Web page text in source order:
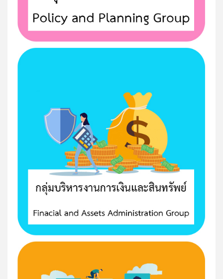
Ep.11 เสนอโดย คุณครูโรงเรียนวัดศิริมงคล ชื่อผลงาน...
Ep.10 นำเสนอโดย คุณครูโรงเรียน สหกรณ์กสิกรรม
Ep.9 การถอดบทเรียนการจัดการเรียนรู้ท้องถิ่น นำเสนอ
โดย...
Ep.8 ถอดบทเรียนบูรณาการแหล่งเรียนรู้ท้องถิ่น "บางปลา
บ้านเรา...
Ep.7 ถอดบทเรียนบูรณาการแหล่งเรียนรู้ท้องถิ่น "เรียนรู้
การทำนาเกลือ...
Ep.6 ถอดบทเรียนบูรณาการแหล่งเรียนรู้ท้องถิ่น นำเสนอ
โดย...
Ep.5 ถอดบทเรียนบูรณาการแหล่งเรียนรู้ท้องถิ่น นำเสนอ